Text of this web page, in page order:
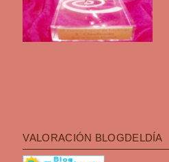
VALORACIÓN BLOGDELDÍA